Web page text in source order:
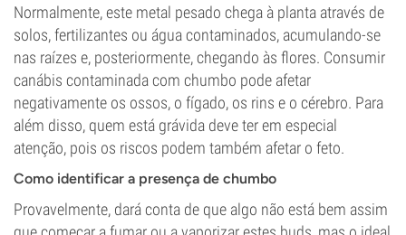
Normalmente, este metal pesado chega à planta através de
solos, fertilizantes ou água contaminados, acumulando-se
nas raízes e, posteriormente, chegando às flores. Consumir
canábis contaminada com chumbo pode afetar
negativamente os ossos, o fígado, os rins e o cérebro. Para
além disso, quem está grávida deve ter em especial
atenção, pois os riscos podem também afetar o feto.
Como identificar a presença de chumbo
Provavelmente, dará conta de que algo não está bem assim